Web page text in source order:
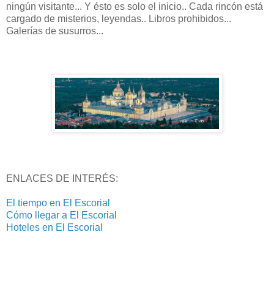
ningún visitante... Y ésto es solo el inicio.. Cada rincón está
cargado de misterios, leyendas.. Libros prohibidos...
Galerías de susurros...
ENLACES DE INTERÉS:
El tiempo en El Escorial
Cómo llegar a El Escorial
Hoteles en El Escorial